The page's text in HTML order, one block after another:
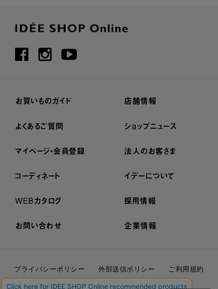
お買いものガイド
よくあるご質問
マイページ・会員登録
コーディネート
WEBカタログ
お問い合わせ
店舗情報
ショップニュース
法人のお客さま
イデーについて
採用情報
企業情報
プライバシーポリシー 外部送信ポリシー
ご利用規約
cookieについて
セキュリティーについて